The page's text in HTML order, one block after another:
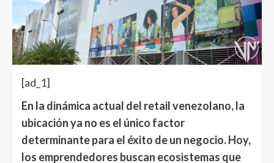
[ad_1]
En la dinámica actual del retail venezolano, la
ubicación ya no es el único factor
determinante para el éxito de un negocio. Hoy,
los emprendedores buscan ecosistemas que